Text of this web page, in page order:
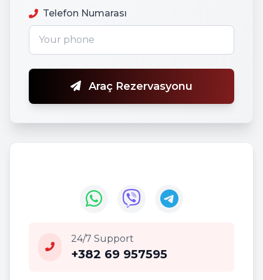
Telefon Numarası
Araç Rezervasyonu
24/7 Support
+382 69 957595